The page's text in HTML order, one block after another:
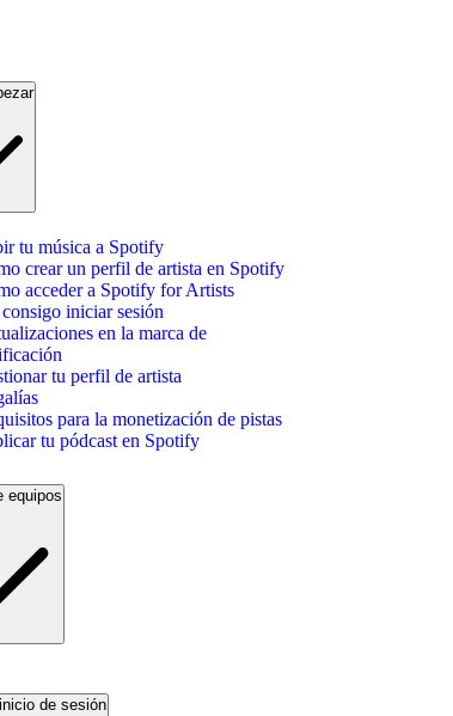
tu música a Spotify
crear un perfil de artista en Spotify
acceder a Spotify for Artists
iniciar sesión
en la marca de
tu perfil de artista
para la monetización de pistas
tu pódcast en Spotify
equipos
de sesión